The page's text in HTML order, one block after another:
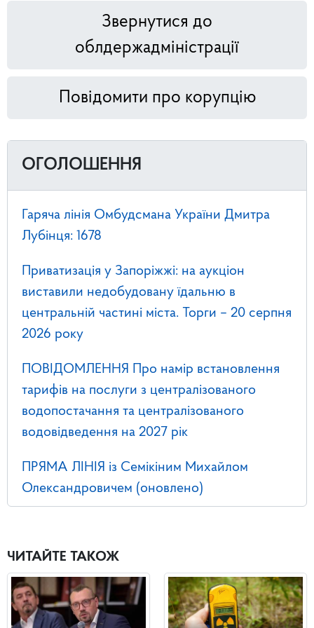
Звернутися до
облдержадміністрації
Повідомити про корупцію
ОГОЛОШЕННЯ
Гаряча лінія Омбудсмана України Дмитра
Лубінця: 1678
Приватизація у Запоріжжі: на аукціон
виставили недобудовану їдальню в
центральній частині міста. Торги – 20 серпня
2026 року
ПОВІДОМЛЕННЯ Про намір встановлення
тарифів на послуги з централізованого
водопостачання та централізованого
водовідведення на 2027 рік
ПРЯМА ЛІНІЯ із Семікіним Михайлом
Олександровичем (оновлено)
ЧИТАЙТЕ ТАКОЖ